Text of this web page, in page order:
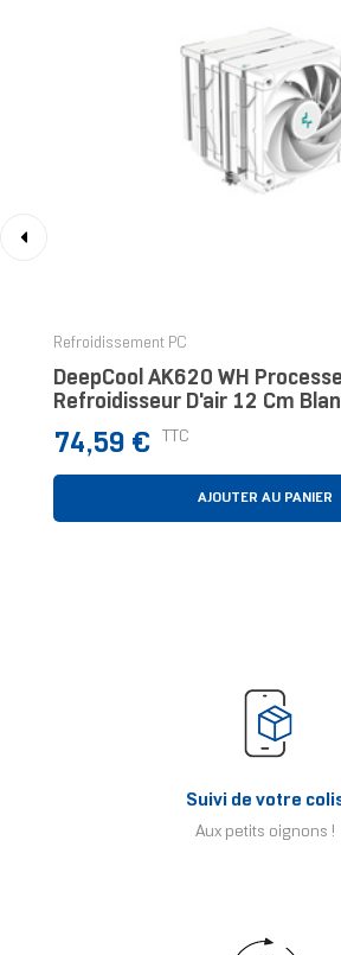
Refroidissement PC
DeepCool AK620 WH
Refroidisseur D'air 12 Cm
Prix
74,59 € TTC
AJOUTER AU PANIER
Suivi de votre
Aux petits oignons !